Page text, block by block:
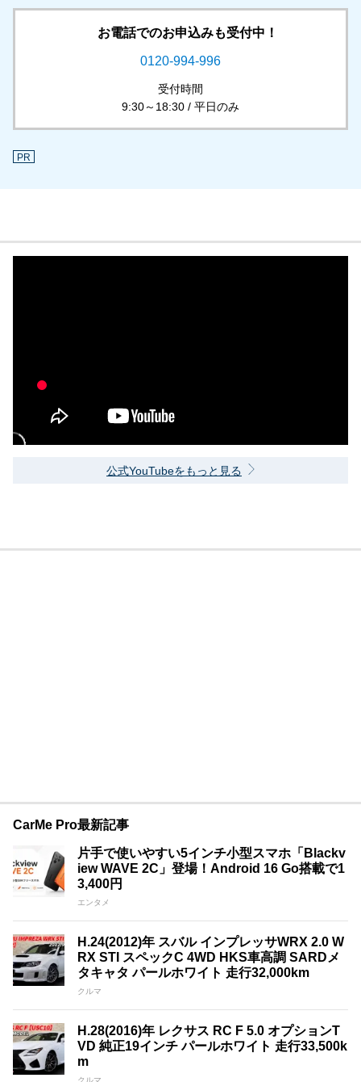
お電話でのお申込みも受付中！
0120-994-996
受付時間
9:30～18:30 / 平日のみ
PR
公式YouTubeをもっと見る
CarMe Pro最新記事
片手で使いやすい5インチ小型スマホ「Blackv
iew WAVE 2C」登場！Android 16 Go搭載で1
3,400円
エンタメ
H.24(2012)年 スバル インプレッサWRX 2.0 W
RX STI スペックC 4WD HKS車高調 SARDメ
タキャタ パールホワイト 走行32,000km
クルマ
H.28(2016)年 レクサス RC F 5.0 オプションT
VD 純正19インチ パールホワイト 走行33,500k
m
クルマ